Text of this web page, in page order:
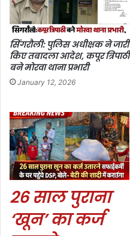
सिंगरौली: पुलिस अधीक्षक ने जारी
किए तबादला आदेश, कपूर त्रिपाठी
बने मोरवा थाना प्रभारी
January 12, 2026
26 साल पुराना
‘खून’ का कर्ज